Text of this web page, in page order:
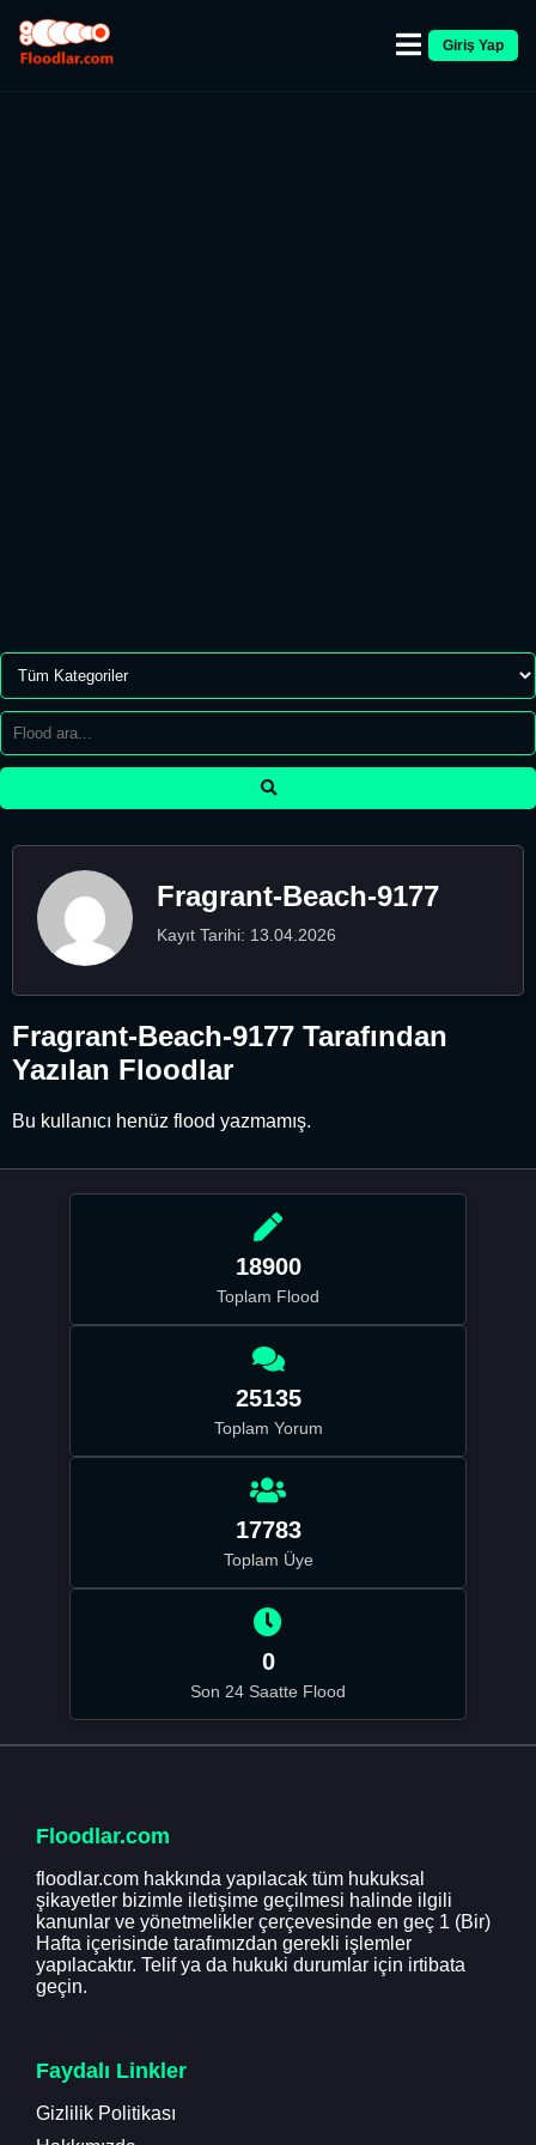
Giriş Yap
Fragrant-Beach-9177
Kayıt Tarihi: 13.04.2026
Fragrant-Beach-9177 Tarafından
Yazılan Floodlar
Bu kullanıcı henüz flood yazmamış.
18900
Toplam Flood
25135
Toplam Yorum
17783
Toplam Üye
0
Son 24 Saatte Flood
Floodlar.com
floodlar.com hakkında yapılacak tüm hukuksal
şikayetler bizimle iletişime geçilmesi halinde ilgili
kanunlar ve yönetmelikler çerçevesinde en geç 1 (Bir)
Hafta içerisinde tarafımızdan gerekli işlemler
yapılacaktır. Telif ya da hukuki durumlar için irtibata
geçin.
Faydalı Linkler
Gizlilik Politikası